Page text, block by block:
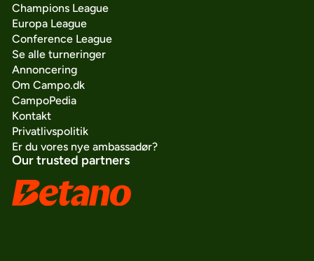
Champions League
Europa League
Conference League
Se alle turneringer
Annoncering
Om Campo.dk
CampoPedia
Kontakt
Privatlivspolitik
Er du vores nye ambassadør?
Our trusted partners